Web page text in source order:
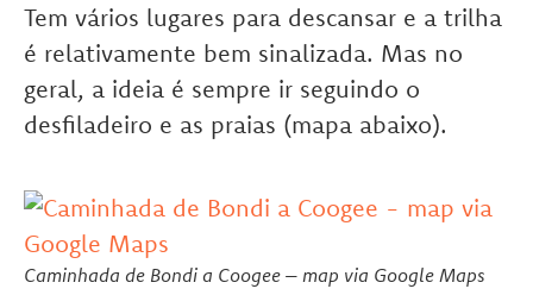
Tem vários lugares para descansar e a trilha
é relativamente bem sinalizada. Mas no
geral, a ideia é sempre ir seguindo o
desfiladeiro e as praias (mapa abaixo).
Caminhada de Bondi a Coogee – map via Google Maps